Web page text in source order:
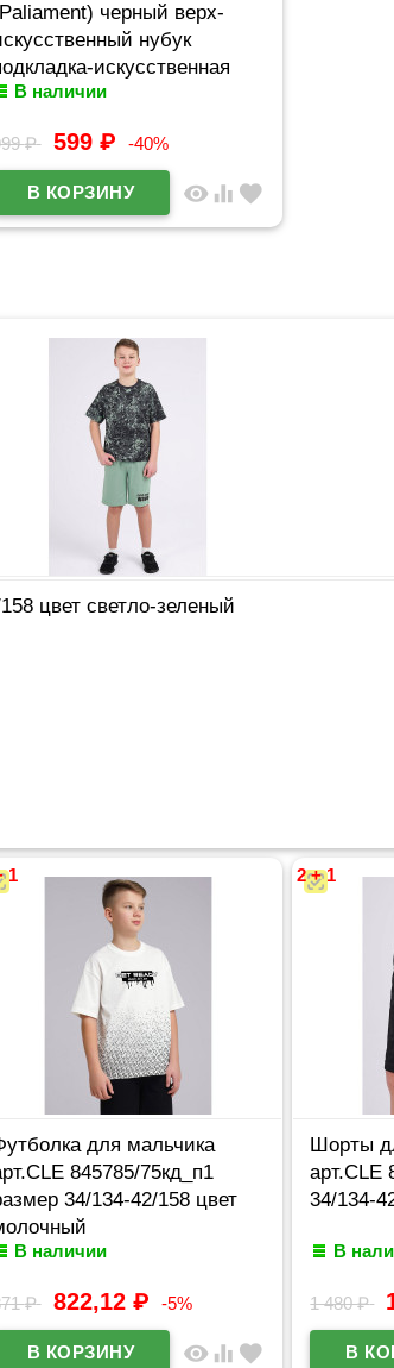
черный верх-
нубук
искусственная
размерный ряд 32-37
В наличии
₽ 599 ₽ -40%
visibility equalizer favorite
цвет светло-зеленый
1
для мальчика
845785/75кд_п1
34/134-42/158 цвет
В наличии
₽ 822,12 ₽ -5%
visibility equalizer favorite
2 + 1
Шорты
арт.CLE
34/134-
В
1 480₽